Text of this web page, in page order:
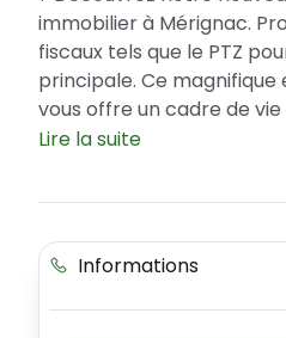
immobilier à Mérignac.
fiscaux tels que le PTZ
principale. Ce
vous offre un cadre de
conçu pour votre confort
répondre à vos besoins
Un emplacement
Mérignac
Lire la suite
Informations